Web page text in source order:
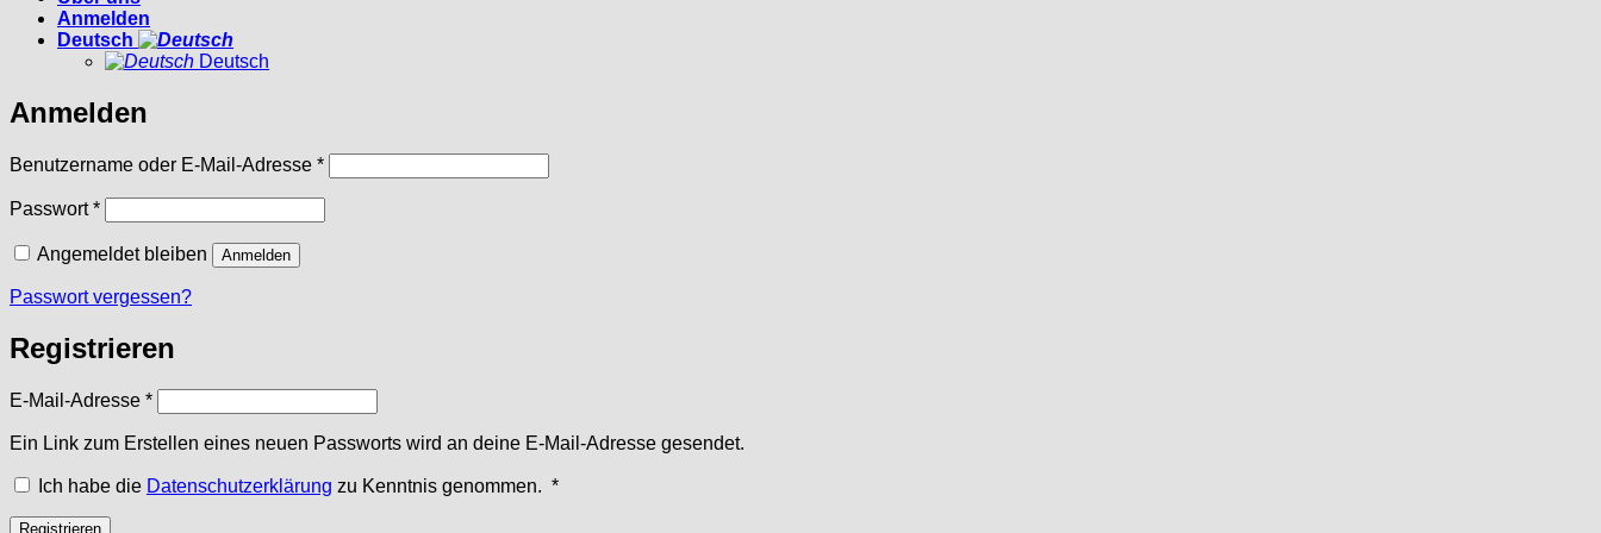
Anmelden
Deutsch
Deutsch
Anmelden
Benutzername oder E-Mail-Adresse *Erforderlich
Passwort*Erforderlich
Angemeldet bleiben Anmelden
Passwort vergessen?
Registrieren
E-Mail-Adresse *Erforderlich
Ein Link zum Erstellen eines neuen Passworts wird an deine E-Mail-Adresse gesendet.
Ich habe die Datenschutzerklärung zu Kenntnis genommen. *Erforderlich
Registrieren